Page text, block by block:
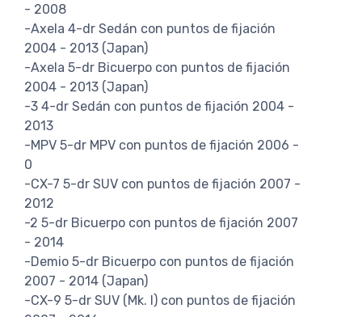
- 2008
-Axela 4-dr Sedán con puntos de fijación
2004 - 2013 (Japan)
-Axela 5-dr Bicuerpo con puntos de fijación
2004 - 2013 (Japan)
-3 4-dr Sedán con puntos de fijación 2004 -
2013
-MPV 5-dr MPV con puntos de fijación 2006 -
0
-CX-7 5-dr SUV con puntos de fijación 2007 -
2012
-2 5-dr Bicuerpo con puntos de fijación 2007
- 2014
-Demio 5-dr Bicuerpo con puntos de fijación
2007 - 2014 (Japan)
-CX-9 5-dr SUV (Mk. I) con puntos de fijación